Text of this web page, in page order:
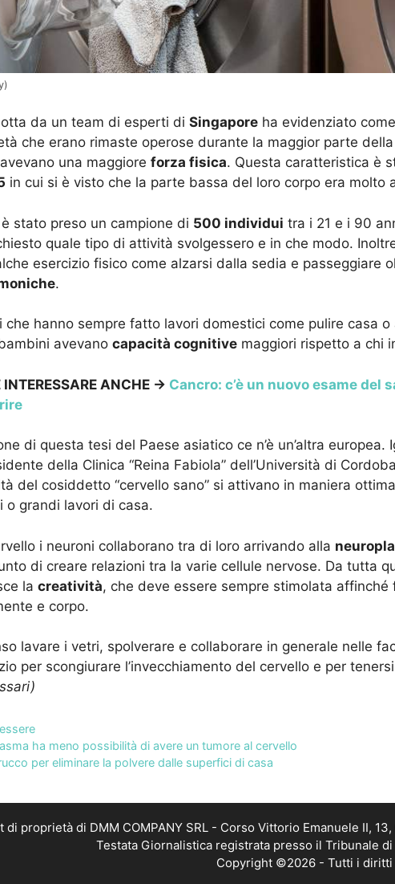
da un team di esperti di Singapore ha evidenziato
che erano rimaste operose durante la maggior parte
una maggiore forza fisica. Questa caratteristica è
in cui si è visto che la parte bassa del loro corpo era molto
stato preso un campione di 500 individui tra i 21 e i 90
quale tipo di attività svolgessero e in che modo.
esercizio fisico come alzarsi dalla sedia e passeggiare
.
che hanno sempre fatto lavori domestici come pulire casa o
avevano capacità cognitive maggiori rispetto a chi
INTERESSARE ANCHE -> Cancro: c’è un nuovo esame del
di questa tesi del Paese asiatico ce n’è un’altra europea.
della Clinica “Reina Fabiola” dell’Università di
del cosiddetto “cervello sano” si attivano in maniera
o grandi lavori di casa.
i neuroni collaborano tra di loro arrivando alla
di creare relazioni tra la varie cellule nervose. Da tutta
la creatività, che deve essere sempre stimolata affinché
e corpo.
lavare i vetri, spolverare e collaborare in generale nelle
per scongiurare l’invecchiamento del cervello e per
ha meno possibilità di avere un tumore al cervello
per eliminare la polvere dalle superfici di casa
di proprietà di DMM COMPANY SRL - Corso Vittorio Emanuele II,
Testata Giornalistica registrata presso il Tribunale
Copyright ©2026 - Tutti i